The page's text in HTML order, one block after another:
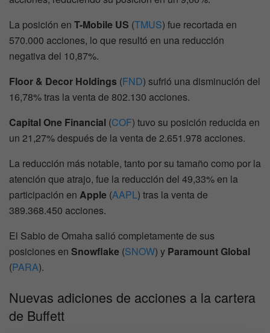
La posición en T-Mobile US (TMUS) fue recortada en
570.000 acciones, lo que resultó en una reducción
negativa del 10,87%.
Floor & Decor Holdings (FND) sufrió una disminución del
16,78% tras la venta de 802.130 acciones.
Capital One Financial (COF) tuvo su posición reducida en
un 21,27% después de la venta de 2.651.978 acciones.
La reducción más notable, tanto por su tamaño como por la
atención que atrajo, fue la reducción del 49,33% en la
participación en Apple (AAPL) tras la venta de
389.368.450 acciones.
El Sabio de Omaha salió completamente de sus
posiciones en Snowflake (SNOW) y Paramount Global
(PARA).
Nuevas adiciones de acciones a la cartera
de Buffett